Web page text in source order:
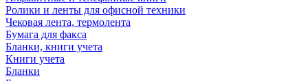
Ролики и ленты для офисной техники
Чековая лента, термолента
Бумага для факса
Бланки, книги учета
Книги учета
Бланки